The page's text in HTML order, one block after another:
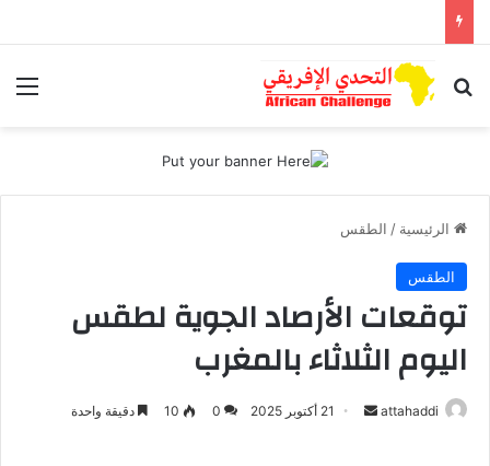
بحث عن
الرئيسية / الطقس
الطقس
توقعات الأرصاد الجوية لطقس
اليوم الثلاثاء بالمغرب
attahaddi 21 أكتوبر 2025 0
10 دقيقة واحدة